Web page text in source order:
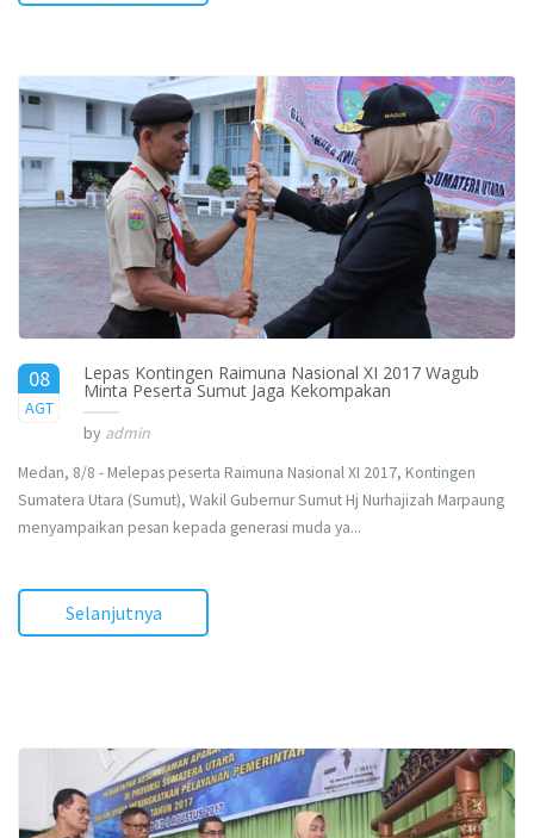
08
AGT
2017
Lepas Kontingen Raimuna Nasional XI 2017 Wagub
Minta Peserta Sumut Jaga Kekompakan
by admin
Medan, 8/8 - Melepas peserta Raimuna Nasional XI 2017, Kontingen
Sumatera Utara (Sumut), Wakil Gubernur Sumut Hj Nurhajizah Marpaung
menyampaikan pesan kepada generasi muda ya...
Selanjutnya